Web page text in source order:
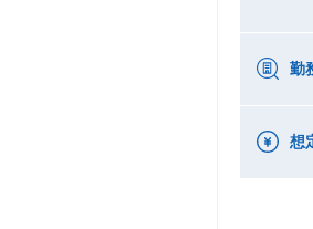
勤
想